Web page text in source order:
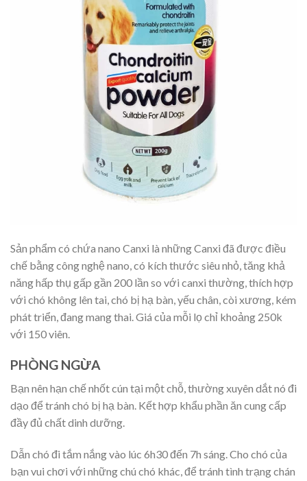
Sản phẩm có chứa nano Canxi là những Canxi đã được điều
chế bằng công nghệ nano, có kích thước siêu nhỏ, tăng khả
năng hấp thụ gấp gần 200 lần so với canxi thường, thích hợp
với chó không lên tai, chó bị hạ bàn, yếu chân, còi xương, kém
phát triển, đang mang thai. Giá của mỗi lọ chỉ khoảng 250k
với 150 viên.
PHÒNG NGỪA
Bạn nên hạn chế nhốt cún tại một chỗ, thường xuyên dắt nó đi
dạo để tránh chó bị hạ bàn. Kết hợp khẩu phần ăn cung cấp
đầy đủ chất dinh dưỡng.
Dẫn chó đi tắm nắng vào lúc 6h30 đến 7h sáng. Cho chó của
bạn vui chơi với những chú chó khác, để tránh tình trạng chán